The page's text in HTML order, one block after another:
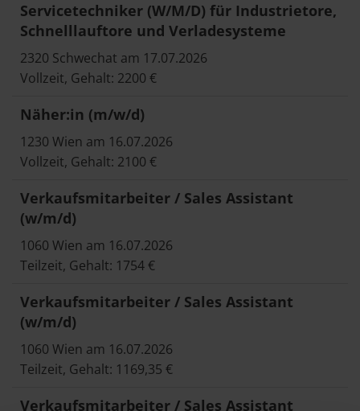
Servicetechniker (W/M/D) für Industrietore,
Schnelllauftore und Verladesysteme
2320 Schwechat am 17.07.2026
Vollzeit, Gehalt: 2200 €
Näher:in (m/w/d)
1230 Wien am 16.07.2026
Vollzeit, Gehalt: 2100 €
Verkaufsmitarbeiter / Sales Assistant
(w/m/d)
1060 Wien am 16.07.2026
Teilzeit, Gehalt: 1754 €
Verkaufsmitarbeiter / Sales Assistant
(w/m/d)
1060 Wien am 16.07.2026
Teilzeit, Gehalt: 1169,35 €
Verkaufsmitarbeiter / Sales Assistant